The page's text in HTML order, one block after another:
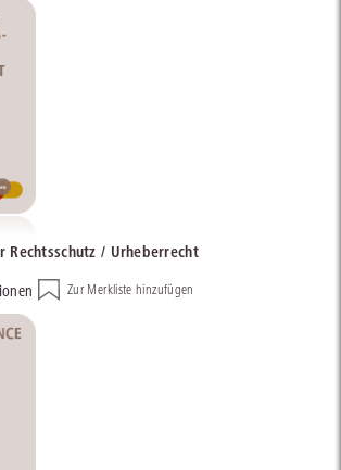
Rechtsschutz / Urheberrecht
Zur Merkliste hinzufügen